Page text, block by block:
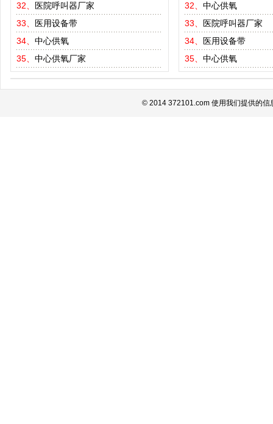
32、
医院呼叫器厂家
33、
医用设备带
34、 中心供氧
35、 中心供氧厂家
32、 中心供氧
33、
医院呼叫器厂家
34、
医用设备带
35、 中心供氧
© 2014 372101.com 使用我们提供的信